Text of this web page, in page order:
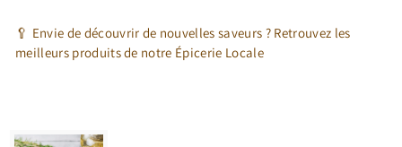
e
t
🥄 Envie de découvrir de nouvelles saveurs ? Retrouvez les
meilleurs produits de notre Épicerie Locale